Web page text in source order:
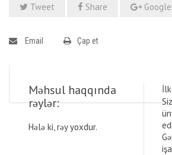
Tweet Share
Email Çap et
Məhsul haqqında
rəylər:
Hələ ki, rəy yoxdur.